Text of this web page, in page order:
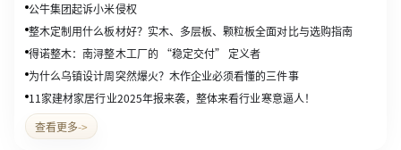
公牛集团起诉小米侵权
整木定制用什么板材好？实木、多层板、颗粒板全面对比与选购指南
得诺整木：南浔整木工厂的 “稳定交付” 定义者
为什么乌镇设计周突然爆火？木作企业必须看懂的三件事
11家建材家居行业2025年报来袭，整体来看行业寒意逼人！
查看更多->